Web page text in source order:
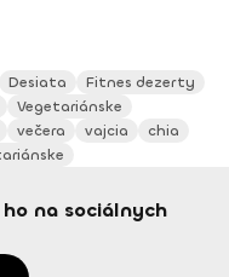
Desiata
Fitnes dezerty
Vegetariánske
večera vajcia
chia
na sociálnych